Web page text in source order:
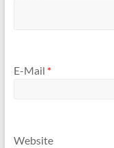
E-Mail *
Website